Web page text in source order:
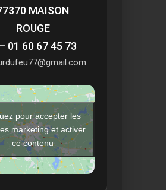
MAISON
ROUGE
01 60 67 45 73
pour accepter les
marketing et activer
ce contenu